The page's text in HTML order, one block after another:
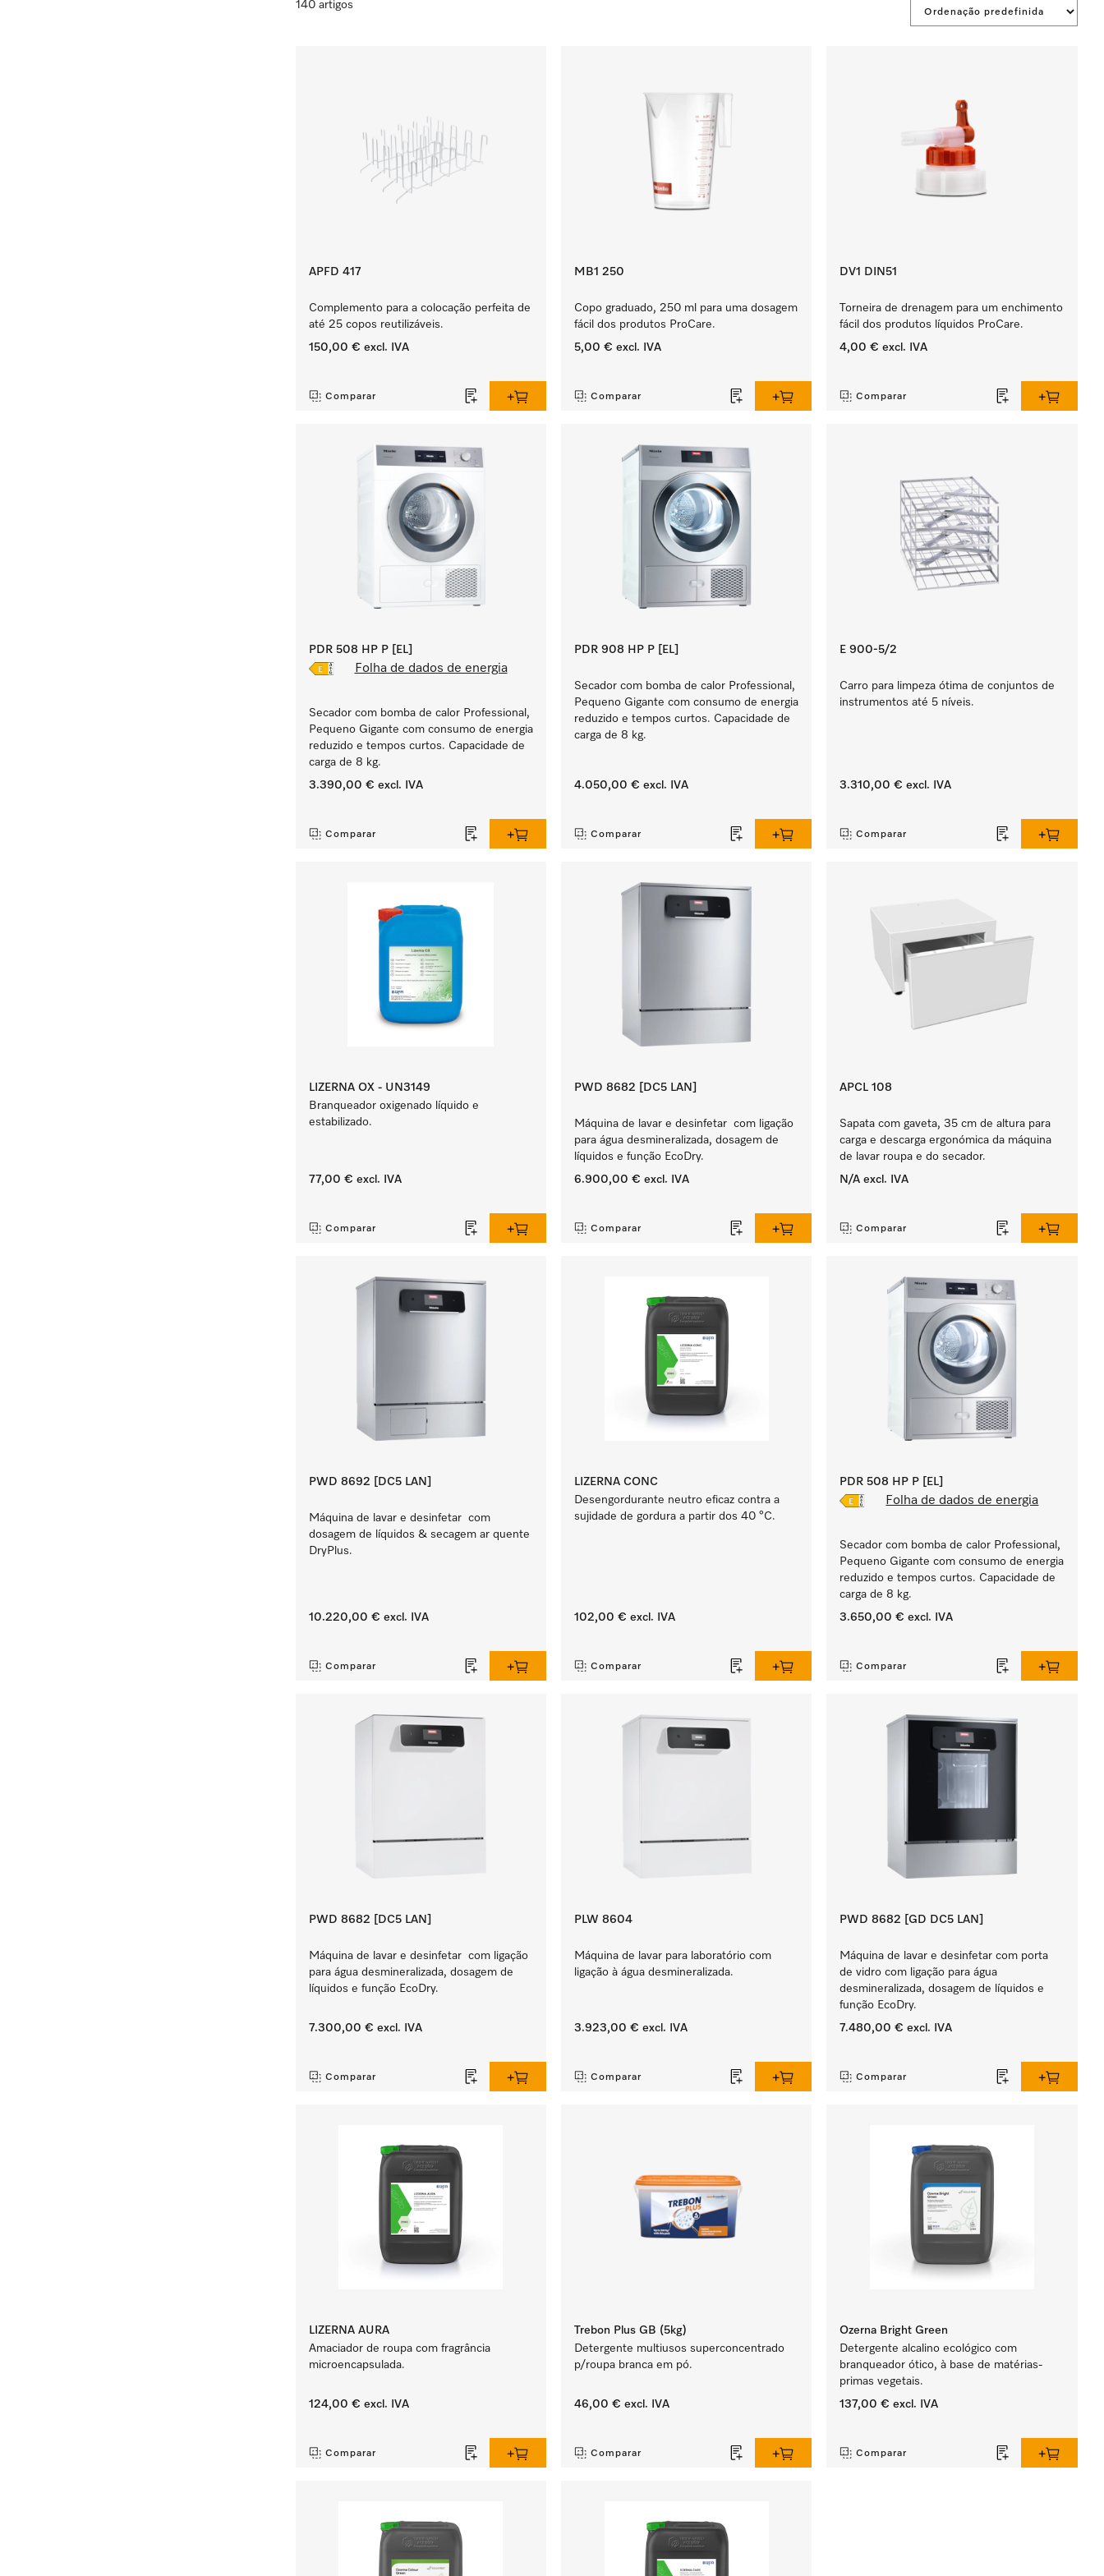
140 artigos
APFD 417
Complemento para a colocação perfeita de
até 25 copos reutilizáveis.
150,00 € excl. IVA
Comparar
MB1 250
Copo graduado, 250 ml para uma dosagem
fácil dos produtos ProCare.
5,00 € excl. IVA
Comparar
DV1 DIN51
Torneira de drenagem para um enchimento
fácil dos produtos líquidos ProCare.
4,00 € excl. IVA
Comparar
PDR 508 HP P [EL]
Folha de dados de energia
Secador com bomba de calor Professional,
Pequeno Gigante com consumo de energia
reduzido e tempos curtos. Capacidade de
carga de 8 kg.
3.390,00 € excl. IVA
Comparar
PDR 908 HP P [EL]
Secador com bomba de calor Professional,
Pequeno Gigante com consumo de energia
reduzido e tempos curtos. Capacidade de
carga de 8 kg.
4.050,00 € excl. IVA
Comparar
E 900-5/2
Carro para limpeza ótima de conjuntos de
instrumentos até 5 níveis.
3.310,00 € excl. IVA
Comparar
LIZERNA OX - UN3149
Branqueador oxigenado líquido e
estabilizado.
77,00 € excl. IVA
Comparar
PWD 8682 [DC5 LAN]
Máquina de lavar e desinfetar com ligação
para água desmineralizada, dosagem de
líquidos e função EcoDry.
6.900,00 € excl. IVA
Comparar
APCL 108
Sapata com gaveta, 35 cm de altura para
carga e descarga ergonómica da máquina
de lavar roupa e do secador.
N/A excl. IVA
Comparar
PWD 8692 [DC5 LAN]
Máquina de lavar e desinfetar com
dosagem de líquidos & secagem ar quente
DryPlus.
10.220,00 € excl. IVA
Comparar
LIZERNA CONC
Desengordurante neutro eficaz contra a
sujidade de gordura a partir dos 40 °C.
102,00 € excl. IVA
Comparar
PDR 508 HP P [EL]
Folha de dados de energia
Secador com bomba de calor Professional,
Pequeno Gigante com consumo de energia
reduzido e tempos curtos. Capacidade de
carga de 8 kg.
3.650,00 € excl. IVA
Comparar
PWD 8682 [DC5 LAN]
Máquina de lavar e desinfetar com ligação
para água desmineralizada, dosagem de
líquidos e função EcoDry.
7.300,00 € excl. IVA
Comparar
PLW 8604
Máquina de lavar para laboratório com
ligação à água desmineralizada.
3.923,00 € excl. IVA
Comparar
PWD 8682 [GD DC5 LAN]
Máquina de lavar e desinfetar com porta
de vidro com ligação para água
desmineralizada, dosagem de líquidos e
função EcoDry.
7.480,00 € excl. IVA
Comparar
LIZERNA AURA
Amaciador de roupa com fragrância
microencapsulada.
124,00 € excl. IVA
Comparar
Trebon Plus GB (5kg)
Detergente multiusos superconcentrado
p/roupa branca em pó.
46,00 € excl. IVA
Comparar
Ozerna Bright Green
Detergente alcalino ecológico com
branqueador ótico, à base de matérias-
primas vegetais.
137,00 € excl. IVA
Comparar